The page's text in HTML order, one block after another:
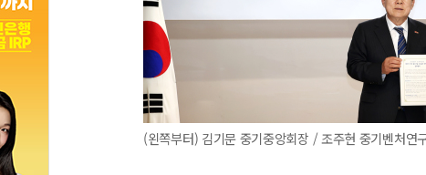
(왼쪽부터) 김기문 중기중앙회장 / 조주현 중기벤처연